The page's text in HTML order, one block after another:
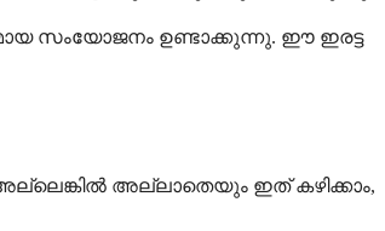
സംയോജനം ഉണ്ടാക്കുന്നു. ഈ ഇരട്ട
അല്ലാതെയും ഇത് കഴിക്കാം,